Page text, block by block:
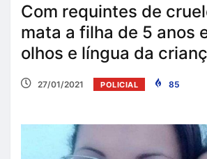
Com requintes de
mata a filha de 5 anos
olhos e língua da
27/01/2021 POLICIAL 85